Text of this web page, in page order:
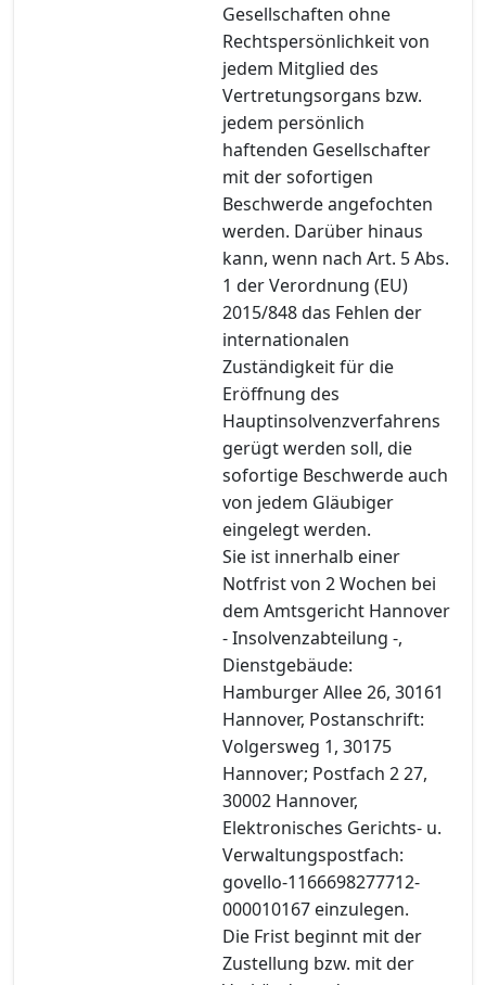
Gesellschaften ohne
Rechtspersönlichkeit von
jedem Mitglied des
Vertretungsorgans bzw.
jedem persönlich
haftenden Gesellschafter
mit der sofortigen
Beschwerde angefochten
werden. Darüber hinaus
kann, wenn nach Art. 5 Abs.
1 der Verordnung (EU)
2015/848 das Fehlen der
internationalen
Zuständigkeit für die
Eröffnung des
Hauptinsolvenzverfahrens
gerügt werden soll, die
sofortige Beschwerde auch
von jedem Gläubiger
eingelegt werden.
Sie ist innerhalb einer
Notfrist von 2 Wochen bei
dem Amtsgericht Hannover
- Insolvenzabteilung -,
Dienstgebäude:
Hamburger Allee 26, 30161
Hannover, Postanschrift:
Volgersweg 1, 30175
Hannover; Postfach 2 27,
30002 Hannover,
Elektronisches Gerichts- u.
Verwaltungspostfach:
govello-1166698277712-
000010167 einzulegen.
Die Frist beginnt mit der
Zustellung bzw. mit der